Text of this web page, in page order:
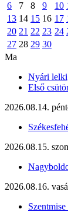
6
7 8 9 10
13 14 15 16 17
20 21 22 23 24
27 28 29 30
Ma
Nyári
Első
2026.08.14.
2026.08.15.
2026.08.16.